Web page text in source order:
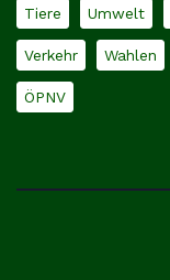
Tiere Umwelt
Verkehr Wahlen
ÖPNV